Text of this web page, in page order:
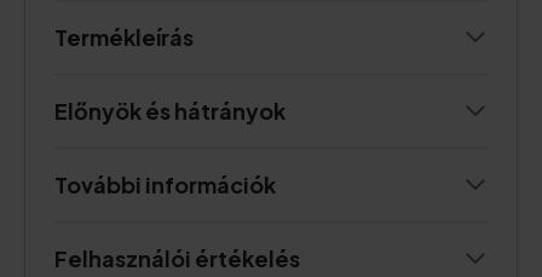
Termékleírás
Előnyök és hátrányok
További információk
Felhasználói értékelés